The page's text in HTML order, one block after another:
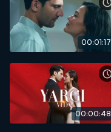
00:01:17
00:00:48